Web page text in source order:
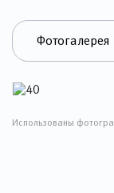
Использованы